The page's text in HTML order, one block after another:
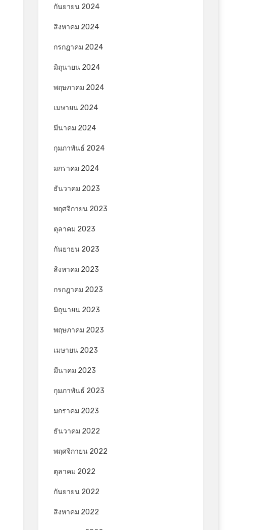
กันยายน 2024
สิงหาคม 2024
กรกฎาคม 2024
มิถุนายน 2024
พฤษภาคม 2024
เมษายน 2024
มีนาคม 2024
กุมภาพันธ์ 2024
มกราคม 2024
ธันวาคม 2023
พฤศจิกายน 2023
ตุลาคม 2023
กันยายน 2023
สิงหาคม 2023
กรกฎาคม 2023
มิถุนายน 2023
พฤษภาคม 2023
เมษายน 2023
มีนาคม 2023
กุมภาพันธ์ 2023
มกราคม 2023
ธันวาคม 2022
พฤศจิกายน 2022
ตุลาคม 2022
กันยายน 2022
สิงหาคม 2022